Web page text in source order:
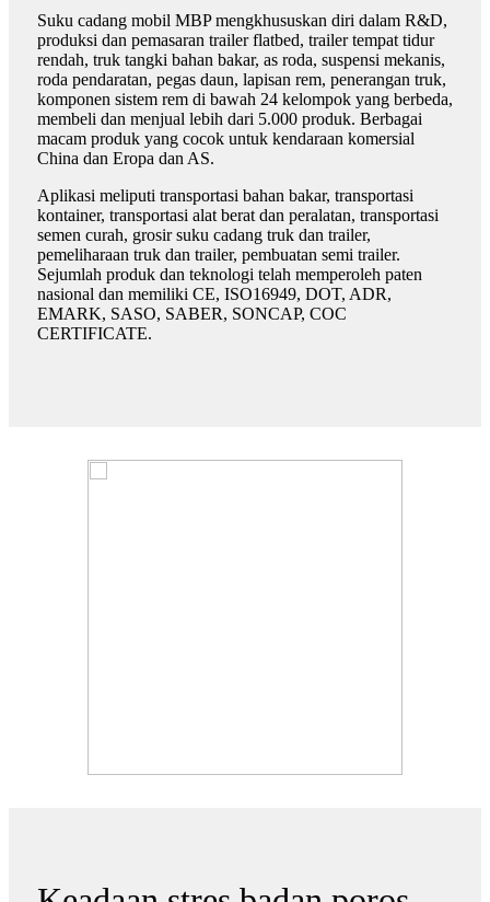
Suku cadang mobil MBP mengkhususkan diri dalam R&D,
produksi dan pemasaran trailer flatbed, trailer tempat tidur
rendah, truk tangki bahan bakar, as roda, suspensi mekanis,
roda pendaratan, pegas daun, lapisan rem, penerangan truk,
komponen sistem rem di bawah 24 kelompok yang berbeda,
membeli dan menjual lebih dari 5.000 produk. Berbagai
macam produk yang cocok untuk kendaraan komersial
China dan Eropa dan AS.
Aplikasi meliputi transportasi bahan bakar, transportasi
kontainer, transportasi alat berat dan peralatan, transportasi
semen curah, grosir suku cadang truk dan trailer,
pemeliharaan truk dan trailer, pembuatan semi trailer.
Sejumlah produk dan teknologi telah memperoleh paten
nasional dan memiliki CE, ISO16949, DOT, ADR,
EMARK, SASO, SABER, SONCAP, COC
CERTIFICATE.